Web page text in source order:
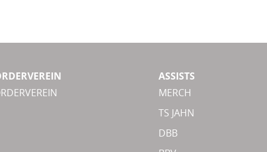
ASSISTS
MERCH
TS JAHN
DBB